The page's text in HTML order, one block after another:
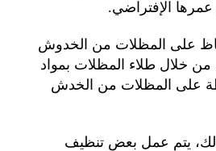
الإفتراضي.
على المظلات من الخدوش
خلال طلاء المظلات بمواد
على المظلات من الخدش
ذلك، يتم عمل بعض تنظيف